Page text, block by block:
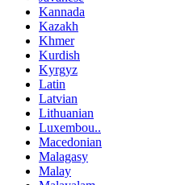
Kannada
Kazakh
Khmer
Kurdish
Kyrgyz
Latin
Latvian
Lithuanian
Luxembou..
Macedonian
Malagasy
Malay